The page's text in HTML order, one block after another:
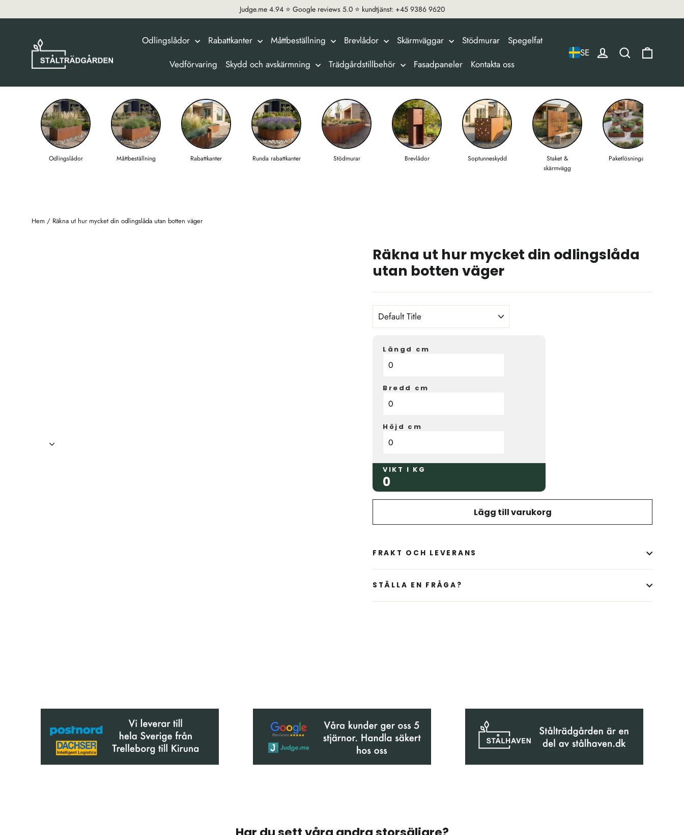
till
Judge.me 4.94 ⭐️ Google reviews 5.0 ⭐️ kundtjänst: +45 9386 9620
Odlingslådor Rabattkanter Måttbeställning Brevlådor Skärmväggar Stödmurar
Spegelfat
Vedförvaring
Skydd och avskärmning Trädgårdstillbehör Fasadpaneler Kontakta oss
SE titel
Odlingslådor Måttbeställning Rabattkanter Runda rabattkanter Stödmurar Brevlådor Soptunneskydd
Staket &
skärmvägg
Paketlösningar
Hem / Räkna ut hur mycket din odlingslåda utan botten väger
Räkna ut hur mycket din odlingslåda
utan botten väger
TITLE
Längd cm
Bredd cm
Höjd cm
VIKT I KG
0
Lägg till varukorg
FRAKT OCH LEVERANS
STÄLLA EN FRÅGA?